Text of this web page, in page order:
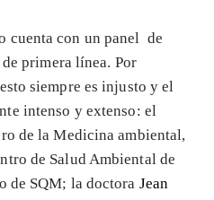
cuenta con un panel de
primera línea. Por
siempre es injusto y el
intenso y extenso: el
de la Medicina ambiental,
de Salud Ambiental de
de SQM; la doctora Jean